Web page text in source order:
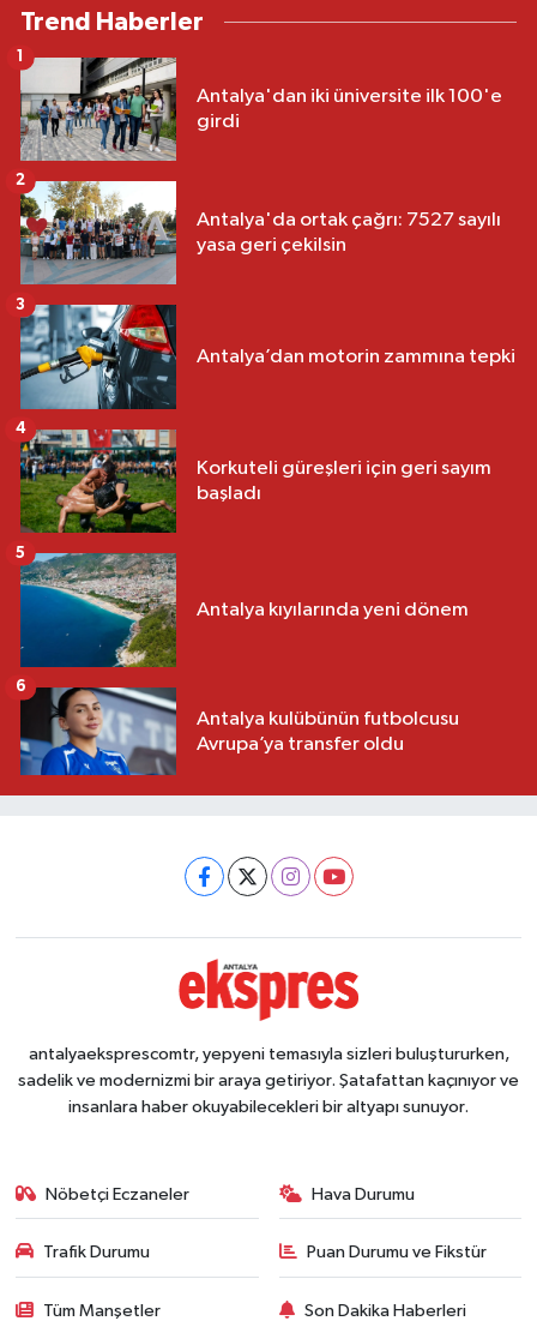
Trend Haberler
Antalya'dan iki üniversite ilk 100'e
girdi
1
Antalya'da ortak çağrı: 7527 sayılı
yasa geri çekilsin
2
Antalya’dan motorin zammına tepki
3
Korkuteli güreşleri için geri sayım
başladı
4
Antalya kıyılarında yeni dönem
5
Antalya kulübünün futbolcusu
Avrupa’ya transfer oldu
6
antalyaeksprescomtr, yepyeni temasıyla sizleri buluştururken,
sadelik ve modernizmi bir araya getiriyor. Şatafattan kaçınıyor ve
insanlara haber okuyabilecekleri bir altyapı sunuyor.
Nöbetçi Eczaneler Hava Durumu
Trafik Durumu Puan Durumu ve Fikstür
Tüm Manşetler Son Dakika Haberleri